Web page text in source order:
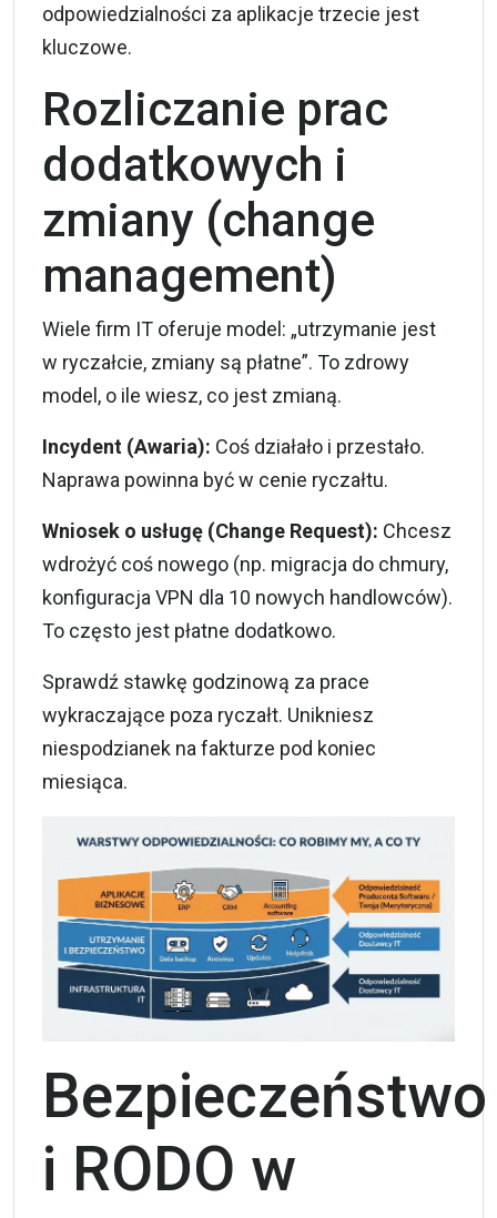
odpowiedzialności za aplikacje trzecie jest
kluczowe.
Rozliczanie prac
dodatkowych i
zmiany (change
management)
Wiele firm IT oferuje model: „utrzymanie jest
w ryczałcie, zmiany są płatne”. To zdrowy
model, o ile wiesz, co jest zmianą.
Incydent (Awaria): Coś działało i przestało.
Naprawa powinna być w cenie ryczałtu.
Wniosek o usługę (Change Request): Chcesz
wdrożyć coś nowego (np. migracja do chmury,
konfiguracja VPN dla 10 nowych handlowców).
To często jest płatne dodatkowo.
Sprawdź stawkę godzinową za prace
wykraczające poza ryczałt. Unikniesz
niespodzianek na fakturze pod koniec
miesiąca.
Bezpieczeństwo
i RODO w